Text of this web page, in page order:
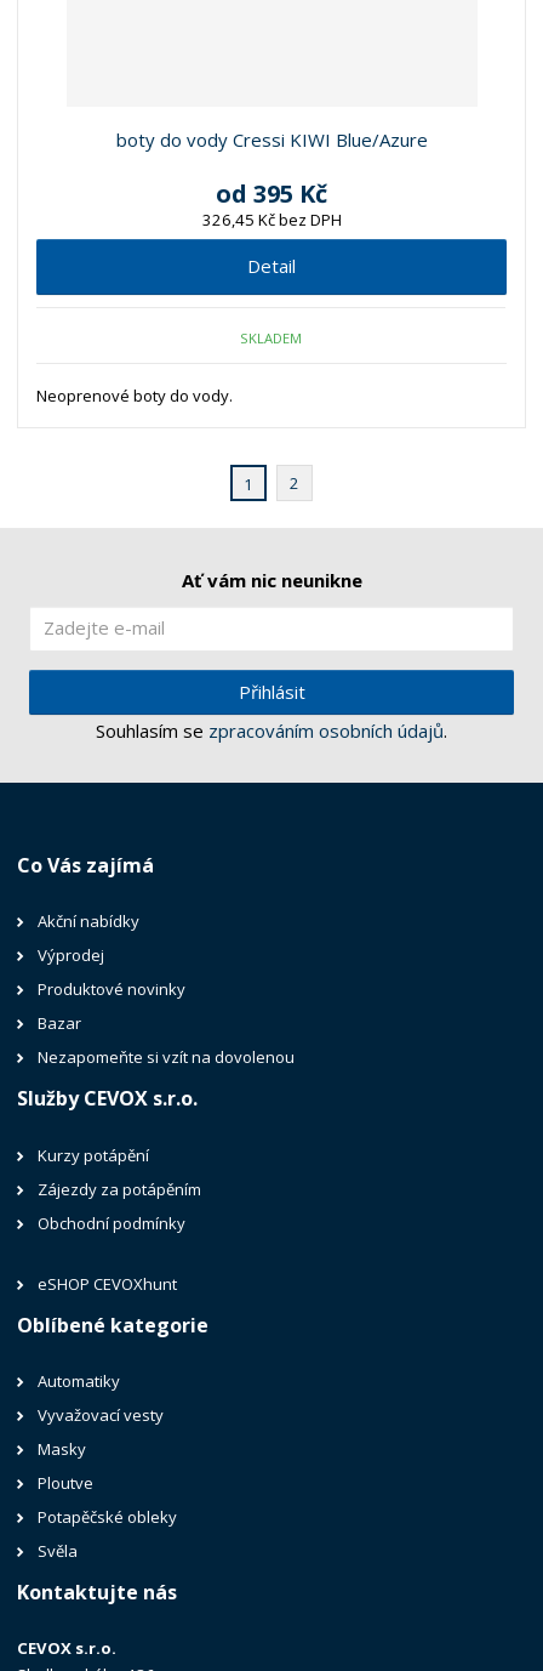
boty do vody Cressi KIWI Blue/Azure
od 395 Kč
326,45 Kč bez DPH
Detail
SKLADEM
Neoprenové boty do vody.
1 2
Ať vám nic neunikne
Přihlásit
Souhlasím se zpracováním osobních údajů.
Co Vás zajímá
Akční nabídky
Výprodej
Produktové novinky
Bazar
Nezapomeňte si vzít na dovolenou
Služby CEVOX s.r.o.
Kurzy potápění
Zájezdy za potápěním
Obchodní podmínky
eSHOP CEVOXhunt
Oblíbené kategorie
Automatiky
Vyvažovací vesty
Masky
Ploutve
Potapěčské obleky
Svěla
Kontaktujte nás
CEVOX s.r.o.